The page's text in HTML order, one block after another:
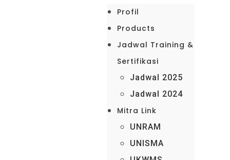
Profil
Products
Jadwal Training &
Sertifikasi
Jadwal 2025
Jadwal 2024
Mitra Link
UNRAM
UNISMA